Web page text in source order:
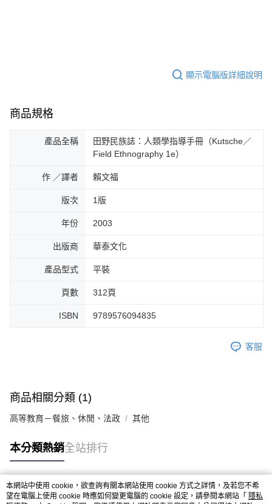
顯示電腦版詳細說明
商品規格
產品全稱
田野民族誌：人類學指導手冊（Kutsche／
Field Ethnography 1e）
作 ／譯者 賴文福
版次 1版
年份 2003
出版商 華泰文化
產品型式 平裝
頁數 312頁
ISBN 9789576094835
客服
商品相關分類 (1)
高等教育－餐旅、休閒、法政 其他
本分類熱銷全站排行
熱門標籤
本網站中使用 cookie，欲查詢有關本網站使用 cookie 方式之詳情，及若您不希
望在電腦上使用 cookie 時應如何變更電腦的 cookie 設定，請參閱本網站「 隱私